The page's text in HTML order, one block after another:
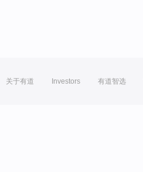
关于有道 Investors 有道智选